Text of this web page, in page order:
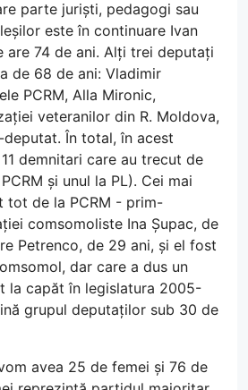
parte juriști, pedagogi sau
este în continuare Ivan
are 74 de ani. Alți trei deputați
de 68 de ani: Vladimir
PCRM, Alla Mironic,
veteranilor din R. Moldova,
În total, în acest
demnitari care au trecut de
și unul la PL). Cei mai
tot de la PCRM - prim-
comsomoliste Ina Șupac, de
Petrenco, de 29 ani, și el fost
dar care a dus un
la capăt în legislatura 2005-
grupul deputaților sub 30 de
avea 25 de femei și 76 de